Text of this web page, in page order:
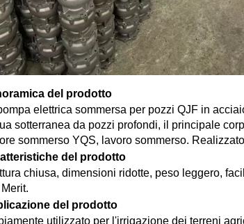
del prodotto
elettrica sommersa per pozzi QJF in
sotterranea da pozzi profondi, il principale
sommerso YQS, lavoro sommerso.
del prodotto
chiusa, dimensioni ridotte, peso leggero,
del prodotto
utilizzato per l'irrigazione dei terreni